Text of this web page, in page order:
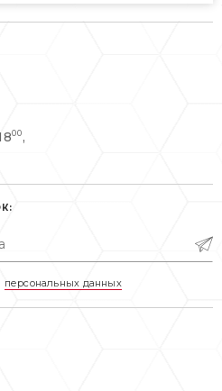
3/10с7
00 ,
персональных данных